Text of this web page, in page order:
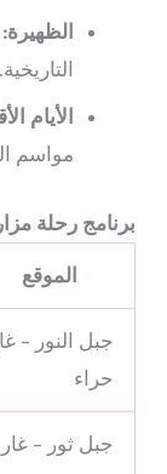
الظهيرة:
التاريخية.
الأيام
مواسم
برنامج رحلة
الموقع
جبل النور –
حراء
جبل ثور – غار